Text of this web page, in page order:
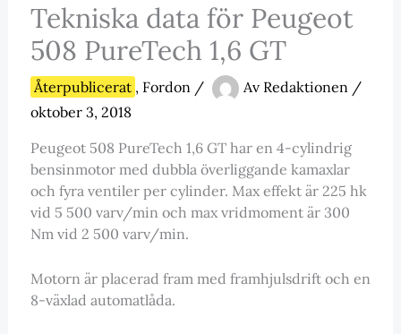
Tekniska data för Peugeot
508 PureTech 1,6 GT
Återpublicerat , Fordon/ Av Redaktionen /
oktober 3, 2018
Peugeot 508 PureTech 1,6 GT har en 4-cylindrig
bensinmotor med dubbla överliggande kamaxlar
och fyra ventiler per cylinder. Max effekt är 225 hk
vid 5 500 varv/min och max vridmoment är 300
Nm vid 2 500 varv/min.
Motorn är placerad fram med framhjulsdrift och en
8-växlad automatlåda.